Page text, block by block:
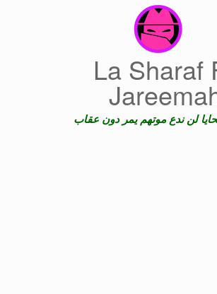
La Sharaf